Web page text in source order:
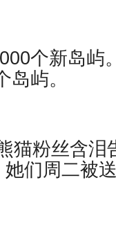
个新岛屿
屿。
粉丝含泪
们周二被